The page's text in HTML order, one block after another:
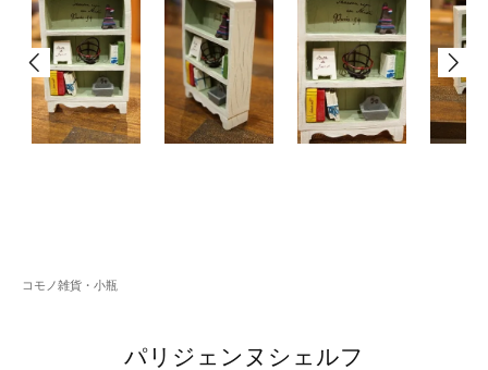
コモノ雑貨・小瓶
パリジェンヌシェルフ